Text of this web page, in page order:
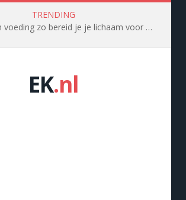
TRENDING
Ek voetbal en voeding zo bereid je je lichaam voor op topprestaties
EK.nl